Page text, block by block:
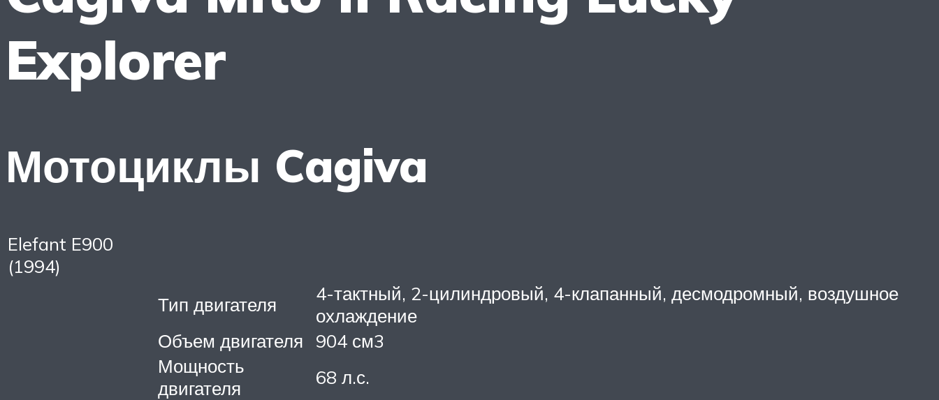
Explorer
Мотоциклы Cagiva
Elefant E900
(1994)
Тип двигателя
4-тактный, 2-цилиндровый, 4-клапанный, десмодромный, воздушное
охлаждение
Объем двигателя
904 см3
Мощность
двигателя
68 л.с.